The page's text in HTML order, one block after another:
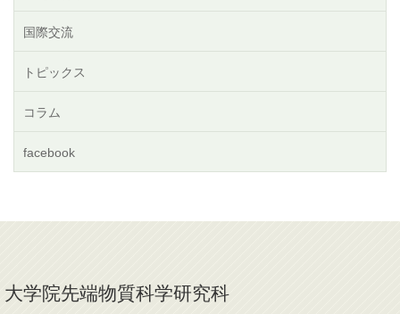
国際交流
トピックス
コラム
facebook
大学院先端物質科学研究科